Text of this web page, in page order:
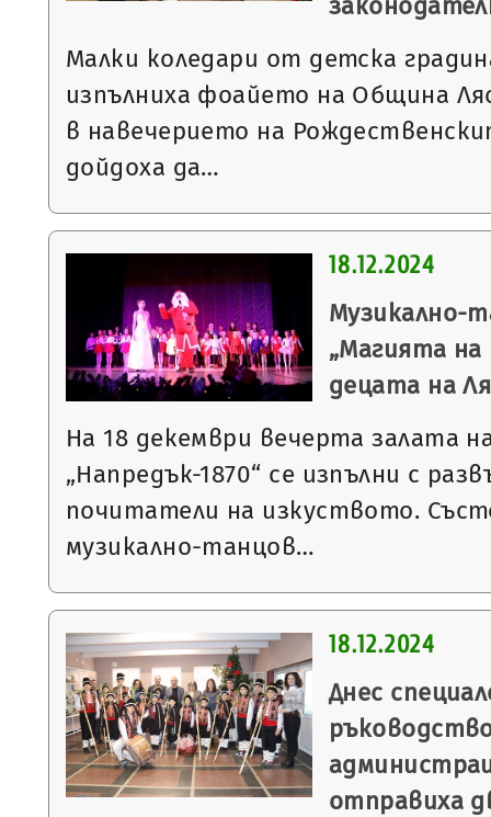
Малки коледари от детска
изпълниха фоайето на Община
в навечерието на
дойдоха да…
18.12.2024
Музикално-
„Магията на
децата на
На 18 декември вечерта залата
„Напредък-1870“ се изпълни с
почитатели на изкуството.
музикално-танцов…
18.12.2024
Днес
отправиха